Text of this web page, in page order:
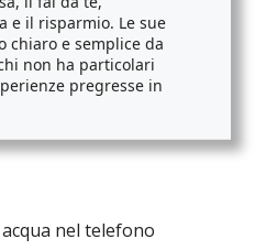
e il risparmio. Le sue
chiaro e semplice da
non ha particolari
pregresse in
acqua nel telefono